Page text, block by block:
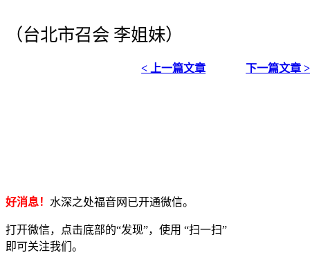
（台北市召会 李姐妹）
< 上一篇文章 下一篇文章 >
好消息！ 水深之处福音网已开通微信。
打开微信，点击底部的“发现”，使用 “扫一扫”
即可关注我们。